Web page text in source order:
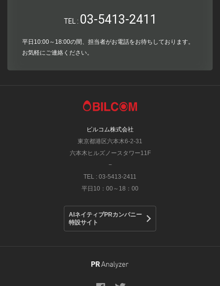
TEL : 03-5413-2411
平日10:00～18:00の間、担当者がお電話をお待ちしております。
お気軽にご連絡ください。
ビルコム株式会社
東京都港区六本木6-2-31
六本木ヒルズノースタワー11F
−
TEL : 03-5413-2411
平日10：00～18：00
AIネイティブPRカンパニー
特設サイト